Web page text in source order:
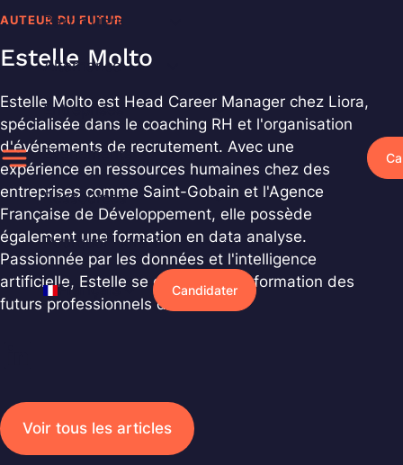
contenu
Particuliers
Alternance
Entreprises
Événements
Ressources
Pourquoi Liora ?
Français Candidater
AUTEUR DU FUTUR
Estelle Molto
Estelle Molto est Head Career Manager chez Liora,
spécialisée dans le coaching RH et l'organisation
d'événements de recrutement. Avec une
expérience en ressources humaines chez des
entreprises comme Saint-Gobain et l'Agence
Française de Développement, elle possède
également une formation en data analyse.
Passionnée par les données et l'intelligence
artificielle, Estelle se consacre à la formation des
futurs professionnels de la data.
Voir tous les articles